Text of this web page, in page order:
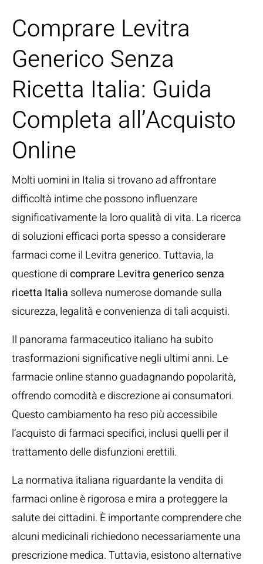
Comprare Levitra
Generico Senza
Ricetta Italia: Guida
Completa all’Acquisto
Online
Molti uomini in Italia si trovano ad affrontare
difficoltà intime che possono influenzare
significativamente la loro qualità di vita. La ricerca
di soluzioni efficaci porta spesso a considerare
farmaci come il Levitra generico. Tuttavia, la
questione dicomprare Levitra generico senza
ricetta Italia solleva numerose domande sulla
sicurezza, legalità e convenienza di tali acquisti.
Il panorama farmaceutico italiano ha subito
trasformazioni significative negli ultimi anni. Le
farmacie online stanno guadagnando popolarità,
offrendo comodità e discrezione ai consumatori.
Questo cambiamento ha reso più accessibile
l’acquisto di farmaci specifici, inclusi quelli per il
trattamento delle disfunzioni erettili.
La normativa italiana riguardante la vendita di
farmaci online è rigorosa e mira a proteggere la
salute dei cittadini. È importante comprendere che
alcuni medicinali richiedono necessariamente una
prescrizione medica. Tuttavia, esistono alternative